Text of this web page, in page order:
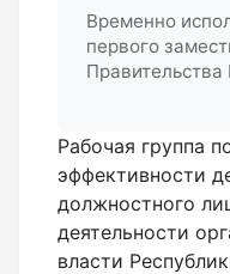
Временно
первого
Правительства
Рабочая группа
эффективности
должностного
деятельности
власти